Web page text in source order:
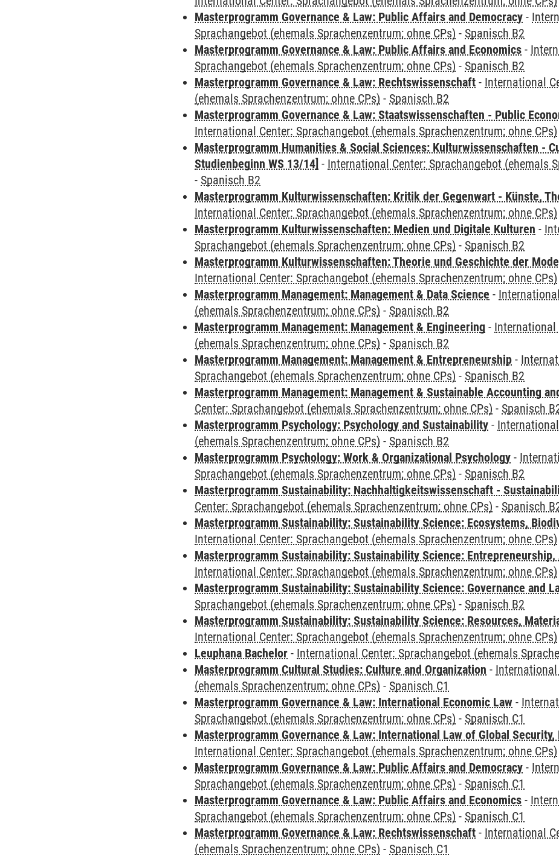
Masterprogramm Governance & Law: Public Affairs and Democracy -
Sprachangebot (ehemals Sprachenzentrum; ohne CPs) - Spanisch B2
Masterprogramm Governance & Law: Public Affairs and Economics -
Sprachangebot (ehemals Sprachenzentrum; ohne CPs) - Spanisch B2
Masterprogramm Governance & Law: Rechtswissenschaft - International
(ehemals Sprachenzentrum; ohne CPs) - Spanisch B2
Masterprogramm Governance & Law: Staatswissenschaften - Public
International Center: Sprachangebot (ehemals Sprachenzentrum; ohne CPs)
Masterprogramm Humanities & Social Sciences: Kulturwissenschaften -
Studienbeginn WS 13/14] - International Center: Sprachangebot (ehemals
- Spanisch B2
Masterprogramm Kulturwissenschaften: Kritik der Gegenwart - Künste,
International Center: Sprachangebot (ehemals Sprachenzentrum; ohne CPs)
Masterprogramm Kulturwissenschaften: Medien und Digitale Kulturen -
Sprachangebot (ehemals Sprachenzentrum; ohne CPs) - Spanisch B2
Masterprogramm Kulturwissenschaften: Theorie und Geschichte der
International Center: Sprachangebot (ehemals Sprachenzentrum; ohne CPs)
Masterprogramm Management: Management & Data Science -
(ehemals Sprachenzentrum; ohne CPs) - Spanisch B2
Masterprogramm Management: Management & Engineering - International
(ehemals Sprachenzentrum; ohne CPs) - Spanisch B2
Masterprogramm Management: Management & Entrepreneurship -
Sprachangebot (ehemals Sprachenzentrum; ohne CPs) - Spanisch B2
Masterprogramm Management: Management & Sustainable Accounting
Center: Sprachangebot (ehemals Sprachenzentrum; ohne CPs) - Spanisch
Masterprogramm Psychology: Psychology and Sustainability -
(ehemals Sprachenzentrum; ohne CPs) - Spanisch B2
Masterprogramm Psychology: Work & Organizational Psychology -
Sprachangebot (ehemals Sprachenzentrum; ohne CPs) - Spanisch B2
Masterprogramm Sustainability: Nachhaltigkeitswissenschaft -
Center: Sprachangebot (ehemals Sprachenzentrum; ohne CPs) - Spanisch
Masterprogramm Sustainability: Sustainability Science: Ecosystems,
International Center: Sprachangebot (ehemals Sprachenzentrum; ohne CPs)
Masterprogramm Sustainability: Sustainability Science:
International Center: Sprachangebot (ehemals Sprachenzentrum; ohne CPs)
Masterprogramm Sustainability: Sustainability Science: Governance and
Sprachangebot (ehemals Sprachenzentrum; ohne CPs) - Spanisch B2
Masterprogramm Sustainability: Sustainability Science: Resources,
International Center: Sprachangebot (ehemals Sprachenzentrum; ohne CPs)
Leuphana Bachelor - International Center: Sprachangebot (ehemals
Masterprogramm Cultural Studies: Culture and Organization -
(ehemals Sprachenzentrum; ohne CPs) - Spanisch C1
Masterprogramm Governance & Law: International Economic Law -
Sprachangebot (ehemals Sprachenzentrum; ohne CPs) - Spanisch C1
Masterprogramm Governance & Law: International Law of Global Security,
International Center: Sprachangebot (ehemals Sprachenzentrum; ohne CPs)
Masterprogramm Governance & Law: Public Affairs and Democracy -
Sprachangebot (ehemals Sprachenzentrum; ohne CPs) - Spanisch C1
Masterprogramm Governance & Law: Public Affairs and Economics -
Sprachangebot (ehemals Sprachenzentrum; ohne CPs) - Spanisch C1
Masterprogramm Governance & Law: Rechtswissenschaft - International
(ehemals Sprachenzentrum; ohne CPs) - Spanisch C1